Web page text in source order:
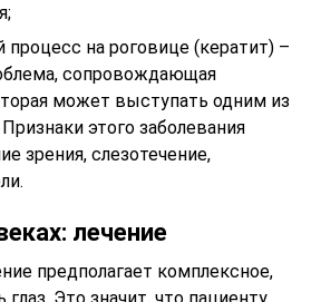
процесс на роговице (кератит) –
сопровождающая
может выступать одним из
этого заболевания
зрения, слезотечение,
лечение
предполагает комплексное,